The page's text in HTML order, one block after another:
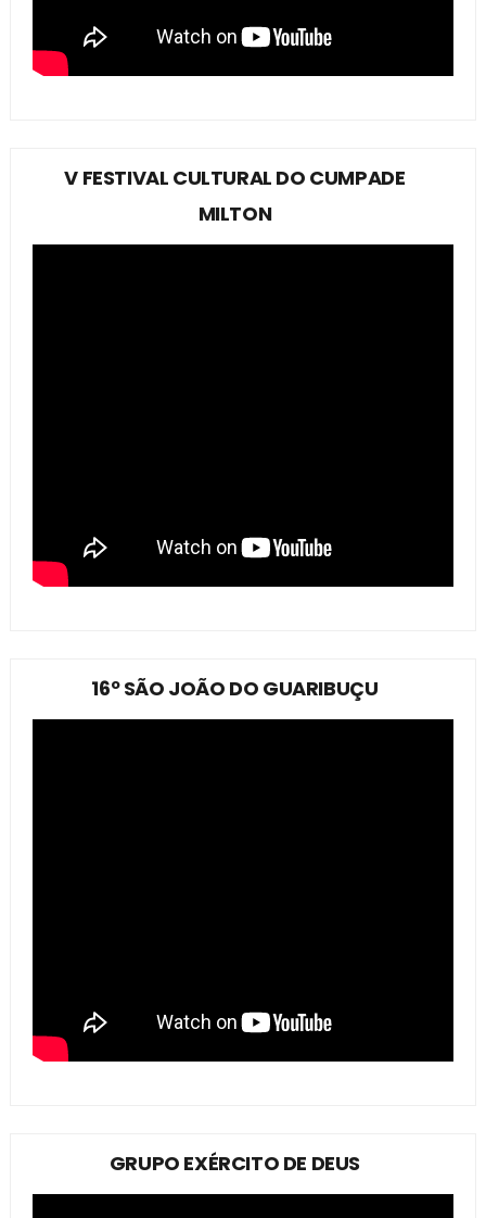
V FESTIVAL CULTURAL DO CUMPADE
MILTON
16º SÃO JOÃO DO GUARIBUÇU
GRUPO EXÉRCITO DE DEUS